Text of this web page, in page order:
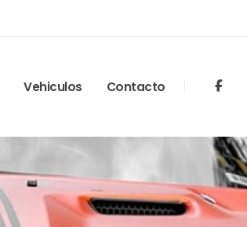
Vehiculos Contacto